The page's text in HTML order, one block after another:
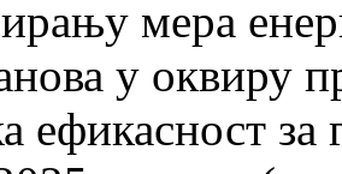
мера
у оквиру
ефикасност